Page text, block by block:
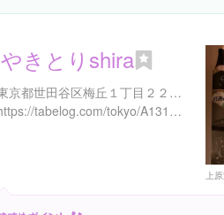
やきとりshira
東京都世田谷区梅丘１丁目２２-１ Ｙ’ｓステート 地下１階
https://tabelog.com/tokyo/A1318/A131812/13193012/
上